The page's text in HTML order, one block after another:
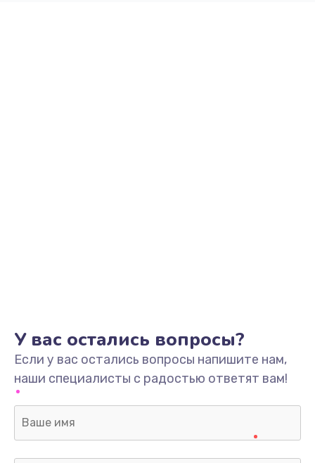
У вас остались вопросы?
Если у вас остались вопросы напишите нам,
наши специалисты с радостью ответят вам!